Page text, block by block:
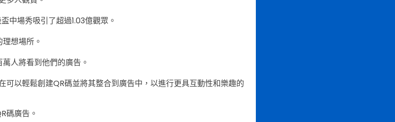
中場秀吸引了超過1.03億觀眾。
想場所。
人將看到他們的廣告。
可以輕鬆創建QR碼並將其整合到廣告中，以進行更具互動性和樂趣的
碼廣告。